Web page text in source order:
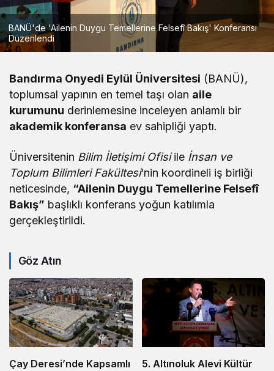
BANÜ'de 'Ailenin Duygu Temellerine Felsefî Bakış' Konferansı
Düzenlendi
Bandırma Onyedi Eylül Üniversitesi (BANÜ),
toplumsal yapının en temel taşı olan aile
kurumunu derinlemesine inceleyen anlamlı bir
akademik konferansa ev sahipliği yaptı.
Üniversitenin Bilim İletişimi Ofisiile İnsan ve
Toplum Bilimleri Fakültesi‘nin koordineli iş birliği
neticesinde, “Ailenin Duygu Temellerine Felsefî
Bakış” başlıklı konferans yoğun katılımla
gerçekleştirildi.
Göz Atın
Çay Deresi’nde Kapsamlı
5. Altınoluk Alevi Kültür